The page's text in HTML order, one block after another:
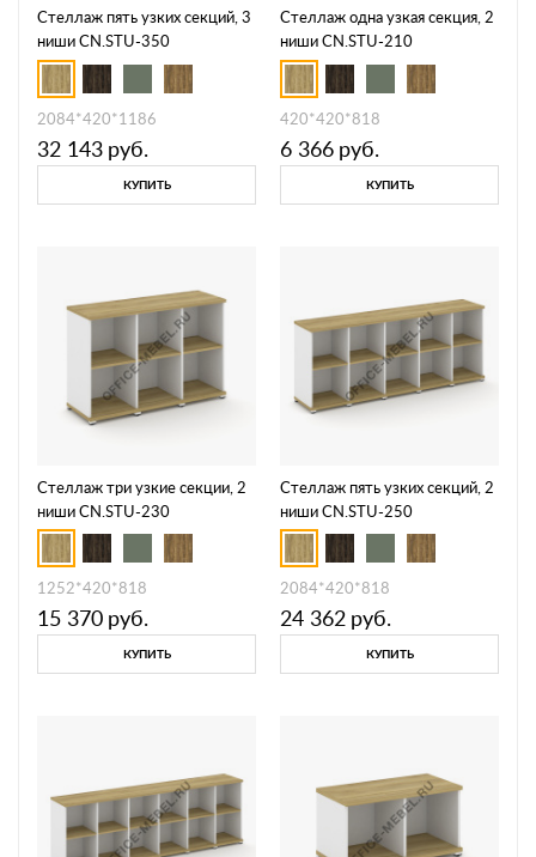
Стеллаж пять узких секций, 3
ниши CN.STU-350
2084*420*1186
32 143 руб.
КУПИТЬ
Стеллаж одна узкая секция, 2
ниши CN.STU-210
420*420*818
6 366 руб.
КУПИТЬ
Стеллаж три узкие секции, 2
ниши CN.STU-230
1252*420*818
15 370 руб.
КУПИТЬ
Стеллаж пять узких секций, 2
ниши CN.STU-250
2084*420*818
24 362 руб.
КУПИТЬ